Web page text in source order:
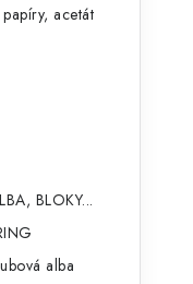
acetát
BLOKY...
alba